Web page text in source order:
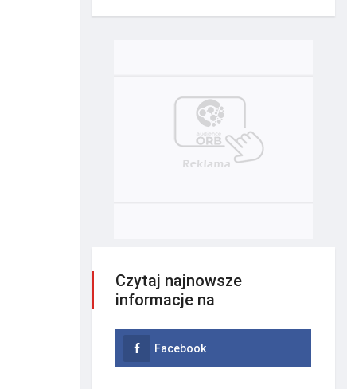
Czytaj najnowsze
informacje na
Facebook